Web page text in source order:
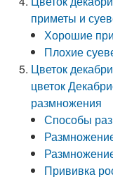
приметы и
Хорошие
Плохие
Цветок
цветок
размножения
Способы
Прививка